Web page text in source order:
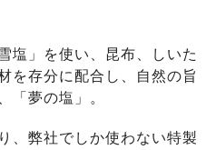
塩」を使い、昆布、しいた
を存分に配合し、自然の旨
「夢の塩」。
、弊社でしか使わない特製